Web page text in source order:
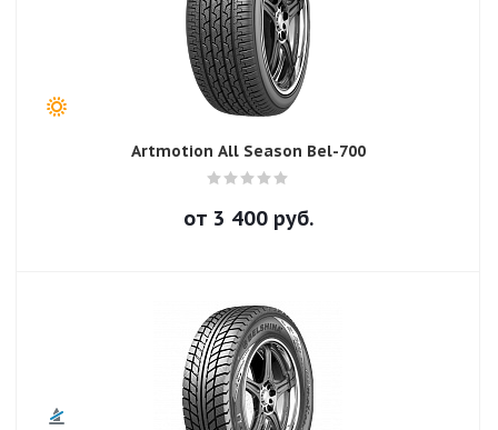
Artmotion All Season Bel-700
от 3 400руб.